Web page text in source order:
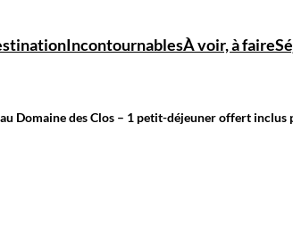
IncontournablesÀ voir, à faire
Domaine des Clos – 1 petit-déjeuner offert inclus